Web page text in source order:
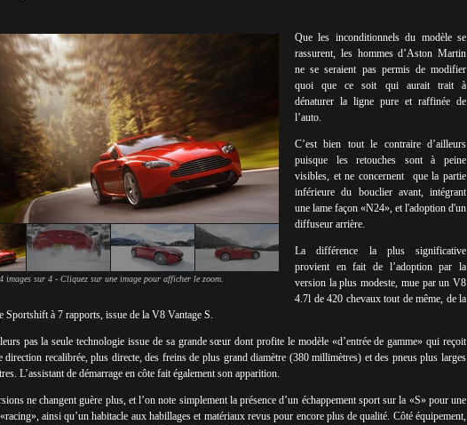
4 images sur 4 - Cliquez sur une image pour afficher le zoom.
Que les inconditionnels du modèle se
rassurent, les hommes d’Aston Martin
ne se seraient pas permis de modifier
quoi que ce soit qui aurait trait à
dénaturer la ligne pure et raffinée de
l’auto.
C’est bien tout le contraire d’ailleurs
puisque les retouches sont à peine
visibles, et ne concernent que la partie
inférieure du bouclier avant, intégrant
une lame façon «N24», et l'adoption d'un
diffuseur arrière.
La différence la plus significative
provient en fait de l’adoption par la
version la plus modeste, mue par un V8
4.7l de 420 chevaux tout de même, de la
Sportshift à 7 rapports, issue de la V8 Vantage S.
pas la seule technologie issue de sa grande sœur dont profite le modèle «d’entrée de gamme» qui reçoit
direction recalibrée, plus directe, des freins de plus grand diamètre (380 millimètres) et des pneus plus larges
L’assistant de démarrage en côte fait également son apparition.
ne changent guère plus, et l’on note simplement la présence d’un échappement sport sur la «S» pour une
ainsi qu’un habitacle aux habillages et matériaux revus pour encore plus de qualité. Côté équipement,